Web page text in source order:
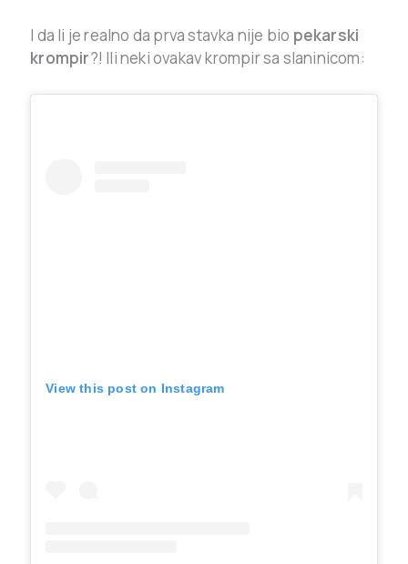
I da li je realno da prva stavka nije bio pekarski
krompir?! Ili neki ovakav krompir sa slaninicom:
View this post on Instagram